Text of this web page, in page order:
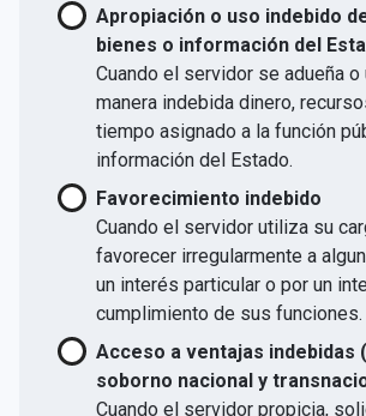
Apropiación o uso indebido
bienes o información del
Cuando el servidor se adueña
manera indebida dinero,
tiempo asignado a la función
información del Estado.
Favorecimiento indebido
Cuando el servidor utiliza su
favorecer irregularmente a
un interés particular o por un
cumplimiento de sus funciones.
Acceso a ventajas indebidas
soborno nacional y
Cuando el servidor propicia,